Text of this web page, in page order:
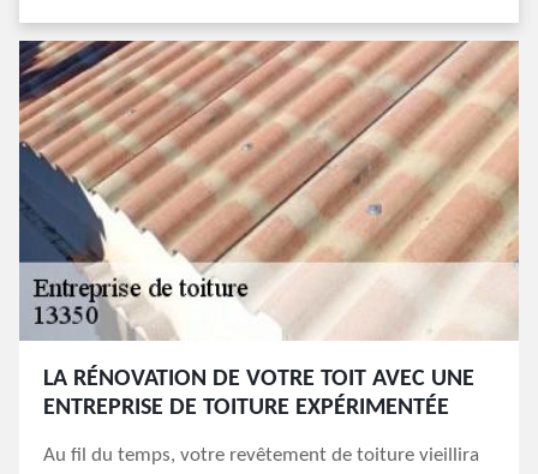
LA RÉNOVATION DE VOTRE TOIT AVEC UNE
ENTREPRISE DE TOITURE EXPÉRIMENTÉE
Au fil du temps, votre revêtement de toiture vieillira